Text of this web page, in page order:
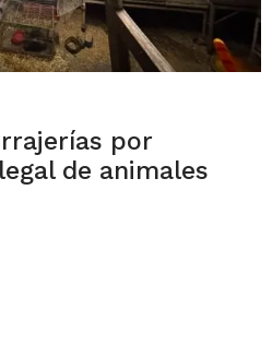
por
de animales